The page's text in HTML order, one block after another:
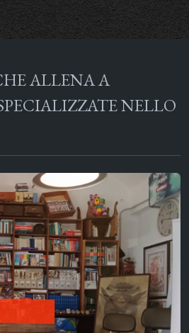
ALLENA A
NELLO